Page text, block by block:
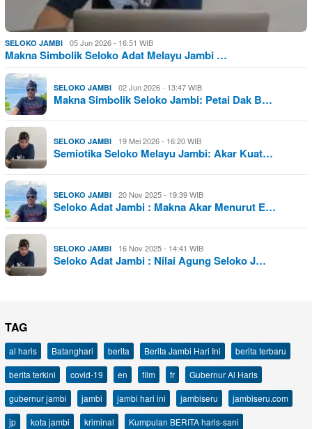
SELOKO JAMBI 05 Jun 2026 - 16:51 WIB
Makna Simbolik Seloko Adat Melayu Jambi …
SELOKO JAMBI 02 Jun 2026 - 13:47 WIB
Makna Simbolik Seloko Jambi: Petai Dak B…
SELOKO JAMBI 19 Mei 2026 - 16:20 WIB
Semiotika Seloko Melayu Jambi: Akar Kuat…
SELOKO JAMBI 20 Nov 2025 - 19:39 WIB
Seloko Adat Jambi : Makna Akar Menurut E…
SELOKO JAMBI 16 Nov 2025 - 14:41 WIB
Seloko Adat Jambi : Nilai Agung Seloko J…
TAG
al haris Batanghari berita Berita Jambi Hari Ini
berita terbaru
berita terkini
covid-19 en film fr
Gubernur Al Haris
gubernur jambi
jambi jambi hari ini jambiseru
jambiseru.com
jp
kota jambi kriminal
Kumpulan BERITA haris-sani